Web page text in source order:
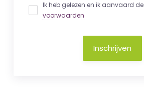
Ik heb gelezen en ik aanvaard de
voorwaarden
Inschrijven